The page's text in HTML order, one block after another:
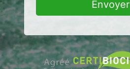
Envoyer